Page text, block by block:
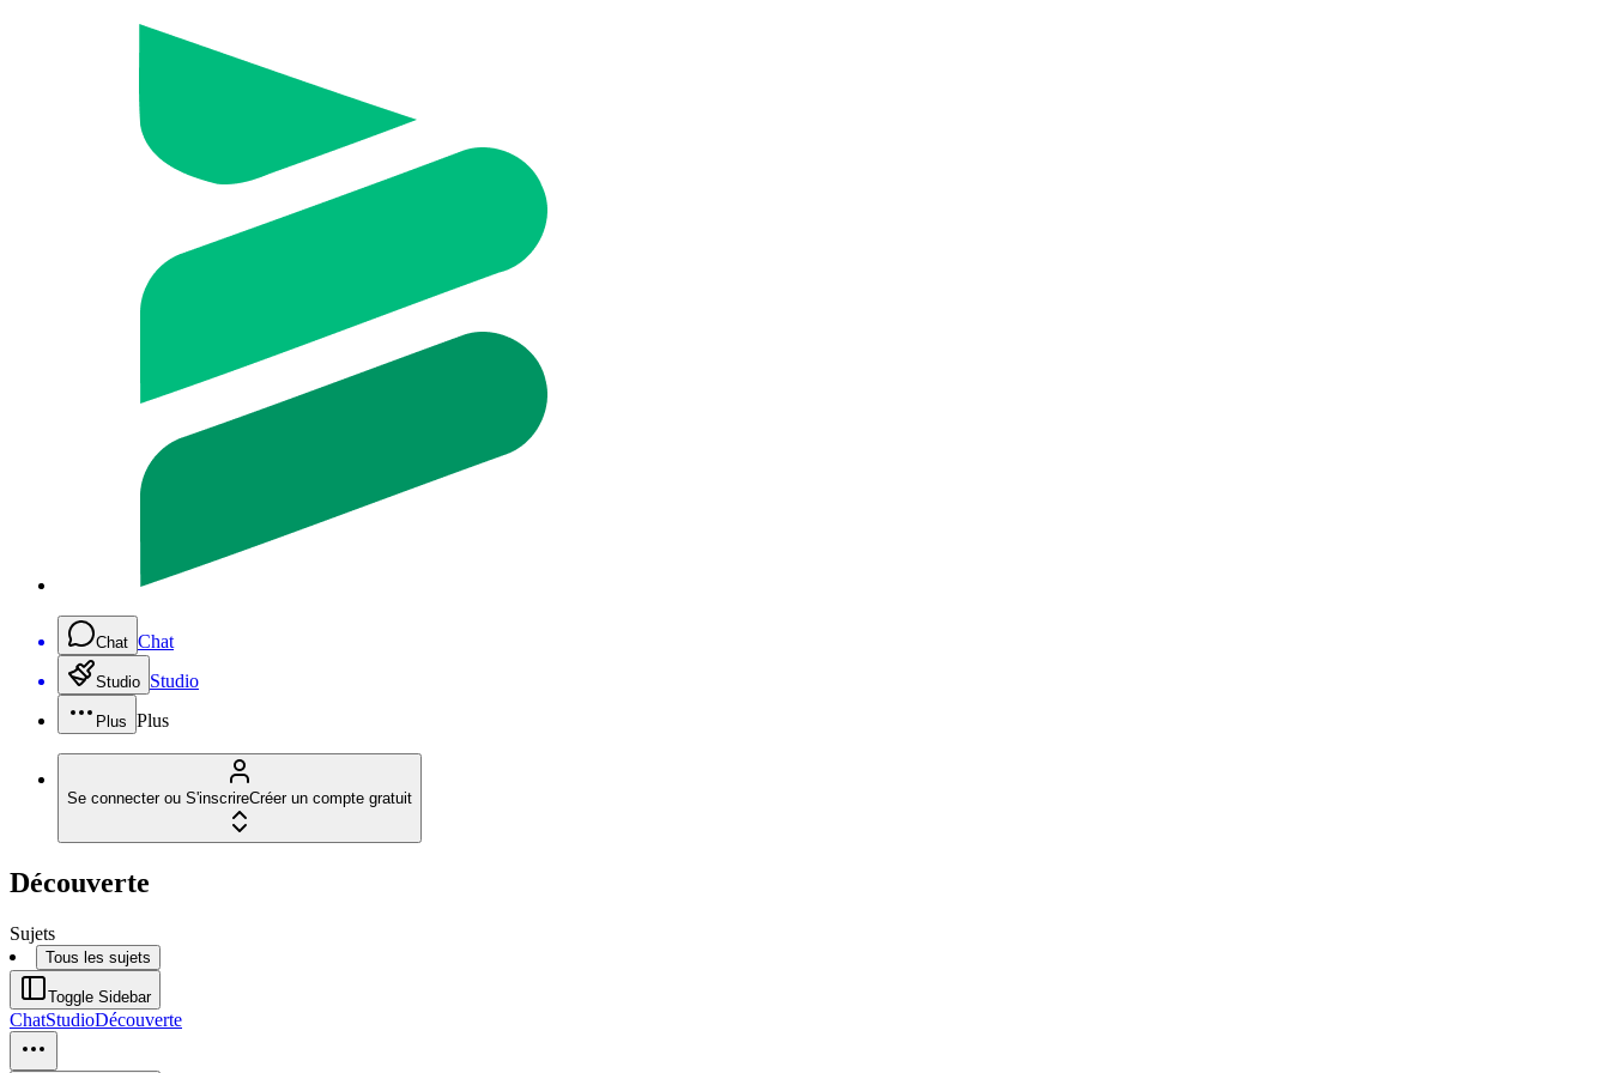
Chat Chat
Studio Studio
Plus Plus
Se connecter ou S'inscrireCréer un compte gratuit
Découverte
Sujets
Tous les sujets
Toggle Sidebar
ChatStudioDécouverte